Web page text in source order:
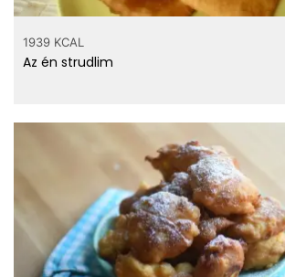
1939 KCAL
Az én strudlim